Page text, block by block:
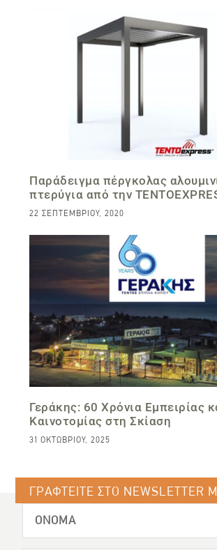
Παράδειγμα πέργκολας
πτερύγια από την
22 ΣΕΠΤΕΜΒΡΊΟΥ, 2020
Γεράκης: 60 Χρόνια Εμπειρίας
Καινοτομίας στη Σκίαση
31 ΟΚΤΩΒΡΊΟΥ, 2025
ΓΡΑΦΤΕΙΤΕ ΣΤΟ NEWSLETTER